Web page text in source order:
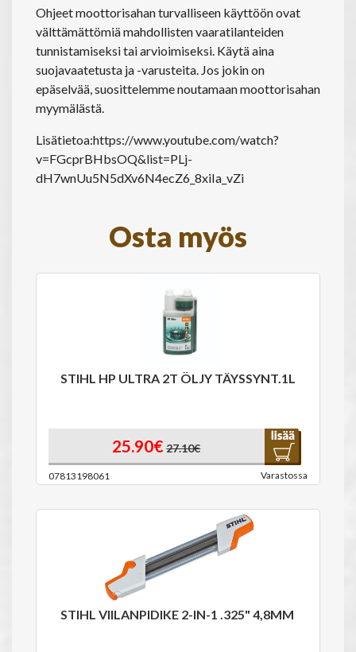
Ohjeet moottorisahan turvalliseen käyttöön ovat
välttämättömiä mahdollisten vaaratilanteiden
tunnistamiseksi tai arvioimiseksi. Käytä aina
suojavaatetusta ja -varusteita. Jos jokin on
epäselvää, suosittelemme noutamaan moottorisahan
myymälästä.
Lisätietoa:https://www.youtube.com/watch?
v=FGcprBHbsOQ&list=PLj-
dH7wnUu5N5dXv6N4ecZ6_8xiIa_vZi
Osta myös
STIHL HP ULTRA 2T ÖLJY TÄYSSYNT.1L
25.90€ 27.10€
07813198061 Varastossa
STIHL VIILANPIDIKE 2-IN-1 .325" 4,8MM